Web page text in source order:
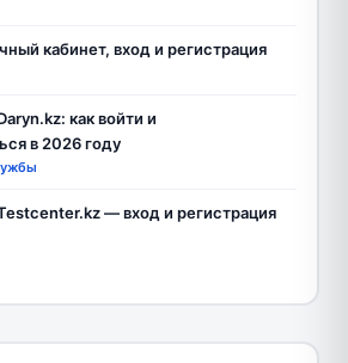
кабинет, вход и регистрация
как войти и
в 2026 году
— вход и регистрация